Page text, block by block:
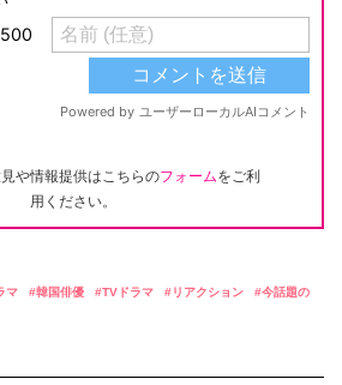
や情報提供はこちらのフォームをご利
用ください。
マ 韓国俳優 TVドラマ リアクション
今話題の